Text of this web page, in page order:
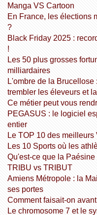
Manga VS Cartoon
En France, les élections municipales : comment ça marche
?
Black Friday 2025 : records de ventes, chaos de livraisons
!
Les 50 plus grosses fortunes de France sont tous des
milliardaires
L'ombre de la Brucellose : Comment une bactérie fait
trembler les éleveurs et
Ce métier peut vous
PEGASUS : le logiciel espion qui fait trembler le Monde
entier
Le TOP 10 des
Les 10 Sports où les
Qu'est-ce que la Paésine
TRIBU vs TRIBUT
Amiens Métropole : la Maison Médicale de Camon ferme
ses portes
Comment faisait-on
Le chromosome 7 et le